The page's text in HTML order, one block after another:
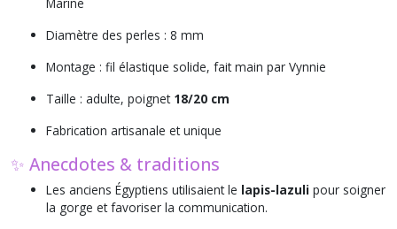
Diamètre des perles : 8 mm
Montage : fil élastique solide, fait main par Vynnie
Taille : adulte, poignet 18/20 cm
Fabrication artisanale et unique
✨ Anecdotes & traditions
Les anciens Égyptiens utilisaient le lapis-lazuli pour soigner
la gorge et favoriser la communication.